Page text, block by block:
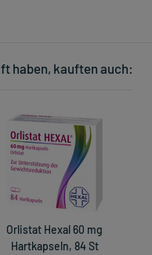
haben, kauften auch:
Orlistat Hexal 60 mg
Hartkapseln, 84 St